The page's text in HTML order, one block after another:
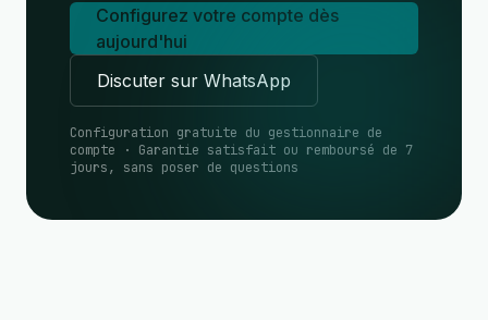
Configurez votre compte dès
aujourd'hui
Discuter sur WhatsApp
Configuration gratuite du gestionnaire de
compte · Garantie satisfait ou remboursé de 7
jours, sans poser de questions